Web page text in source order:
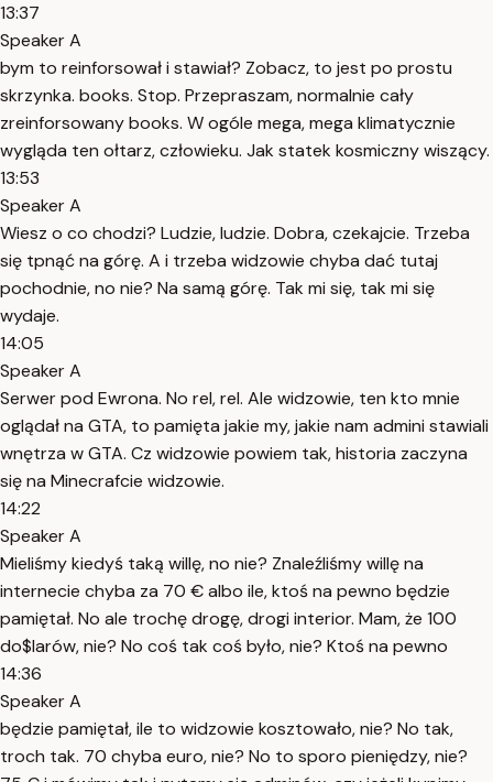
13:37
Speaker A
bym to reinforsował i stawiał? Zobacz, to jest po prostu
skrzynka. books. Stop. Przepraszam, normalnie cały
zreinforsowany books. W ogóle mega, mega klimatycznie
wygląda ten ołtarz, człowieku. Jak statek kosmiczny wiszący.
13:53
Speaker A
Wiesz o co chodzi? Ludzie, ludzie. Dobra, czekajcie. Trzeba
się tpnąć na górę. A i trzeba widzowie chyba dać tutaj
pochodnie, no nie? Na samą górę. Tak mi się, tak mi się
wydaje.
14:05
Speaker A
Serwer pod Ewrona. No rel, rel. Ale widzowie, ten kto mnie
oglądał na GTA, to pamięta jakie my, jakie nam admini stawiali
wnętrza w GTA. Cz widzowie powiem tak, historia zaczyna
się na Minecrafcie widzowie.
14:22
Speaker A
Mieliśmy kiedyś taką willę, no nie? Znaleźliśmy willę na
internecie chyba za 70 € albo ile, ktoś na pewno będzie
pamiętał. No ale trochę drogę, drogi interior. Mam, że 100
do$larów, nie? No coś tak coś było, nie? Ktoś na pewno
14:36
Speaker A
będzie pamiętał, ile to widzowie kosztowało, nie? No tak,
troch tak. 70 chyba euro, nie? No to sporo pieniędzy, nie?